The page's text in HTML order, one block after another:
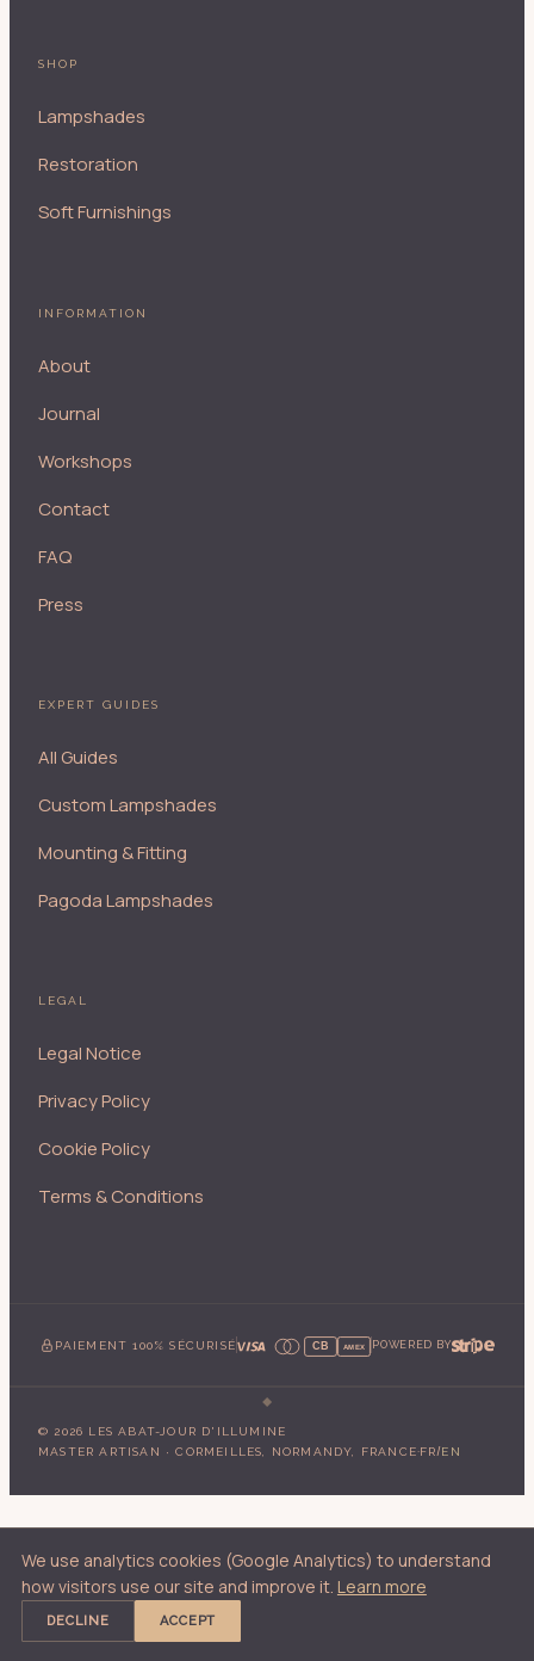
SHOP
Lampshades
Restoration
Soft Furnishings
INFORMATION
About
Journal
Workshops
Contact
FAQ
Press
EXPERT GUIDES
All Guides
Custom Lampshades
Mounting & Fitting
Pagoda Lampshades
LEGAL
Legal Notice
Privacy Policy
Cookie Policy
Terms & Conditions
PAIEMENT 100% SÉCURISÉ CB AMEX POWERED BY
© 2026 LES ABAT-JOUR D'ILLUMINE
MASTER ARTISAN · CORMEILLES, NORMANDY, FRANCE·FR/EN
We use analytics cookies (Google Analytics) to understand
how visitors use our site and improve it. Learn more
DECLINE ACCEPT